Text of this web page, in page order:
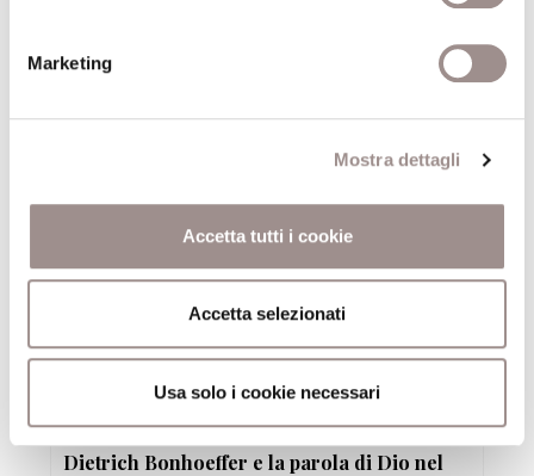
Marketing
Mostra dettagli
Accetta tutti i cookie
Accetta selezionati
Usa solo i cookie necessari
Francisco Jarauta
Da Lafitau a Bachofen
25/01/1996
Dietrich Bonhoeffer e la parola di Dio nel